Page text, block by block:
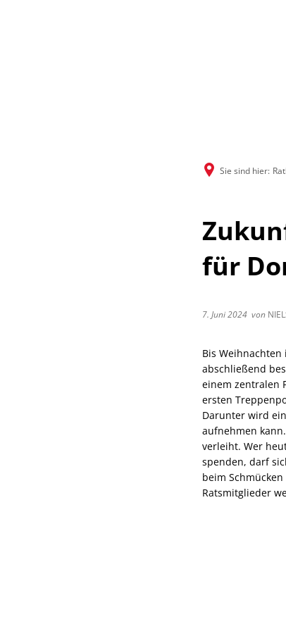
Sie sind hier:
für
7. Juni 2024 von
Bis
abschließend
einem zentralen
ersten
Darunter wird
aufnehmen
verleiht. Wer
spenden, darf
beim
Ratsmitglieder